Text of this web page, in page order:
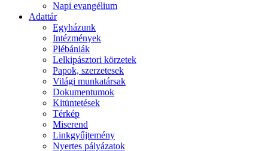
Napi evangélium
Adattár
Egyházunk
Intézmények
Plébániák
Lelkipásztori körzetek
Papok, szerzetesek
Világi munkatársak
Dokumentumok
Kitüntetések
Térkép
Miserend
Linkgyűjtemény
Nyertes pályázatok